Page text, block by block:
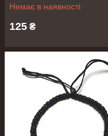
Немає в наявності
125 ₴